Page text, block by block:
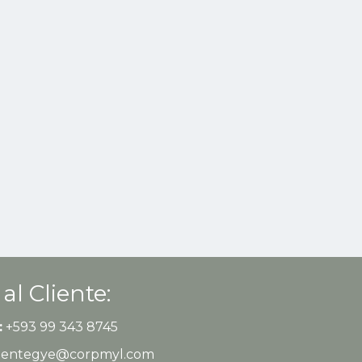
Cliente:
+593 99 343 8745